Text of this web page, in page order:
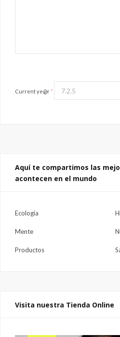
Current ye@r *
Aquí te compartimos las
acontecen en el mundo
Ecologia
Mente
Productos
Visita nuestra Tienda Online